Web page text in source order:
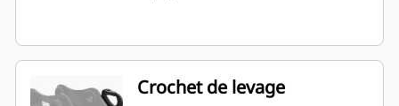
Crochet de levage